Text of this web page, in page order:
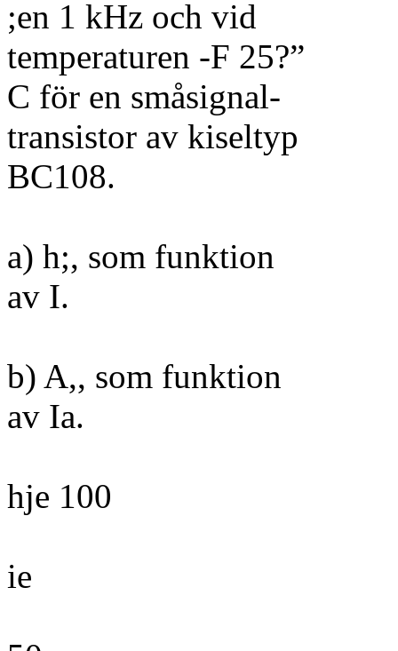
;en 1 kHz och vid
temperaturen -F 25?”
C för en småsignal-
transistor av kiseltyp
BC108.
a) h;, som funktion
av I.
b) A,, som funktion
av Ia.
hje 100
ie